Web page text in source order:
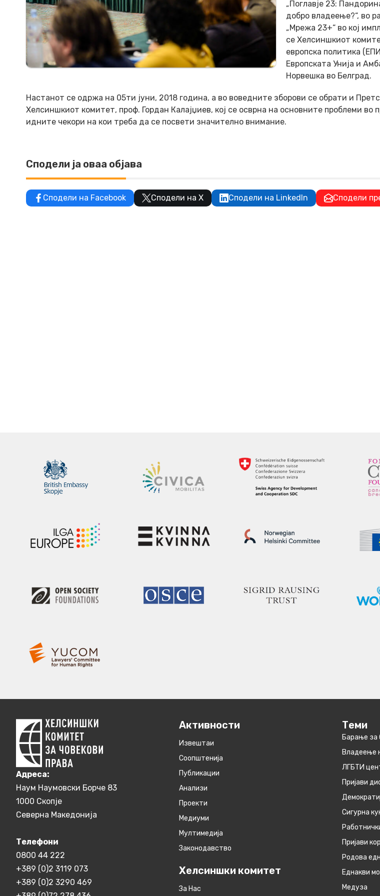
„Поглавје 23:
добро владеење?“, во
„Мрежа 23+“ во кој
се Хелсиншкиот
европска политика
Европската Унија и
Норвешка во Белград.
Настанот се одржа на 05ти јуни, 2018 година, а во воведните зборови се обрати и
Хелсиншкиот комитет, проф. Гордан Калајџиев, кој се осврна на основните проблеми во
идните чекори на кои треба да се посвети значително внимание.
Сподели ја оваа објава
Сподели на Facebook Сподели на X Сподели на LinkedIn Сподели
Aдреса:
Наум Наумовски Борче 83
1000 Скопје
Северна Македонија
Телефони
0800 44 222
+389 (0)2 3119 073
+389 (0)2 3290 469
Активности
Извештаи
Соопштенија
Публикации
Анализи
Проекти
Медиуми
Мултимедија
Законодавство
Хелсиншки комитет
За Нас
Теми
Барање за
Владеење
ЛГБТИ
Пријави
Сигурна
Пријави
Родова
Eднакви
Медуза